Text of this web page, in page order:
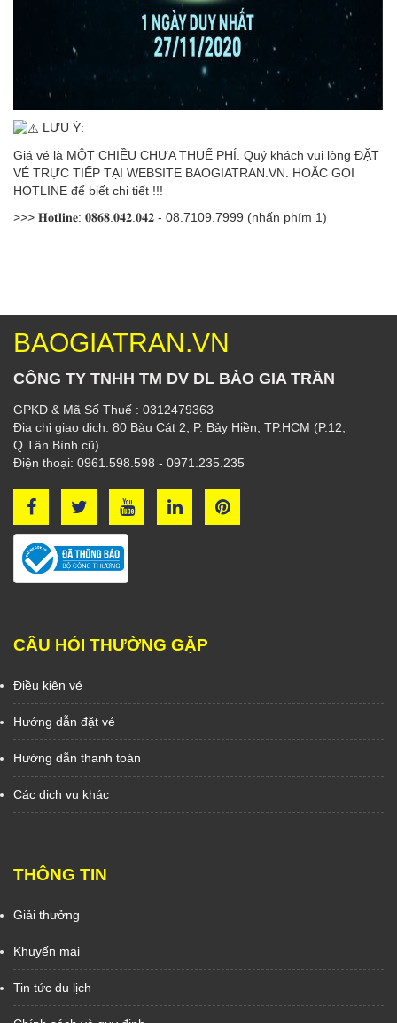
LƯU Ý:
Giá vé là MỘT CHIỀU CHƯA THUẾ PHÍ. Quý khách vui lòng ĐẶT
VÉ TRỰC TIẾP TẠI WEBSITE BAOGIATRAN.VN. HOẶC GỌI
HOTLINE để biết chi tiết !!!
>>> 𝐇𝐨𝐭𝐥𝐢𝐧𝐞: 𝟎𝟖𝟔𝟖.𝟎𝟒𝟐.𝟎𝟒𝟐 - 08.7109.7999 (nhấn phím 1)
BAOGIATRAN.VN
CÔNG TY TNHH TM DV DL BẢO GIA TRẦN
GPKD & Mã Số Thuế : 0312479363
Địa chỉ giao dịch: 80 Bàu Cát 2, P. Bảy Hiền, TP.HCM (P.12,
Q.Tân Bình cũ)
Điện thoại: 0961.598.598 - 0971.235.235
CÂU HỎI THƯỜNG GẶP
Điều kiện vé
Hướng dẫn đặt vé
Hướng dẫn thanh toán
Các dịch vụ khác
THÔNG TIN
Giải thưởng
Khuyến mại
Tin tức du lịch